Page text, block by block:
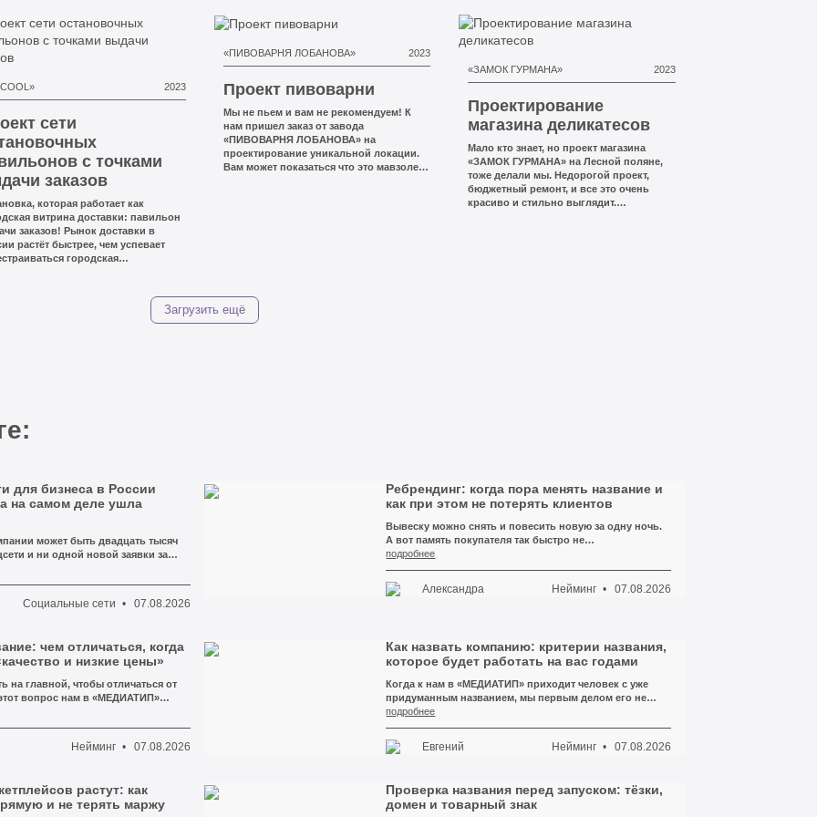
2023
сети
с точками
заказов
которая работает как
витрина доставки: павильон
заказов! Рынок доставки в
растёт быстрее, чем успевает
городская
перегружены, а ожидание
в компромисс между
«ПИВОВАРНЯ ЛОБАНОВА» 2023
Проект пивоварни
Мы не пьем и вам не рекомендуем! К
нам пришел заказ от завода
«ПИВОВАРНЯ ЛОБАНОВА» на
проектирование уникальной локации.
Вам может показаться что это мавзолей
«ЗАМОК ГУРМАНА» 2023
Проектирование
магазина деликатесов
Мало кто знает, но проект магазина
«ЗАМОК ГУРМАНА» на Лесной поляне,
тоже делали мы. Недорогой проект,
бюджетный ремонт, и все это очень
красиво и стильно выглядит.
Загрузить ещё
для бизнеса в России
на самом деле ушла
может быть двадцать тысяч
и ни одной новой заявки за
что контент плохой, фотограф
перестали быть покупателями —
об этом вслух.
Социальные сети 07.08.2026
Ребрендинг: когда пора менять название и
как при этом не потерять клиентов
Вывеску можно снять и повесить новую за одну ночь.
А вот память покупателя так быстро не
переписывается. Ещё полгода, а то и год люди в
на старый профиль в соцсети, доставать визитку из
кошелька и звонить по номеру, который вы давно
подробнее
Александра Нейминг 07.08.2026
чем отличаться, когда
и низкие цены»
на главной, чтобы отличаться от
вопрос нам в «МЕДИАТИП»
каждой второй встрече. И почти
красивую формулировку про
подход и низкие цены —
три сайта ближайших
И через минуту человек сам
Нейминг 07.08.2026
Как назвать компанию: критерии названия,
которое будет работать на вас годами
Когда к нам в «МЕДИАТИП» приходит человек с уже
придуманным названием, мы первым делом его не
хвалим и не критикуем. Мы просим произнести его
записал бы обычный клиент, услышавший имя по
телефону. И вот на этом простом действии половина
«Строй Гарант плюс», потом «СтройГрант», а к третьему
разу он уже сам не уверен, где там что. Название вроде
подробнее
Евгений Нейминг 07.08.2026
растут: как
и не терять маржу
Проверка названия перед запуском: тёзки,
домен и товарный знак